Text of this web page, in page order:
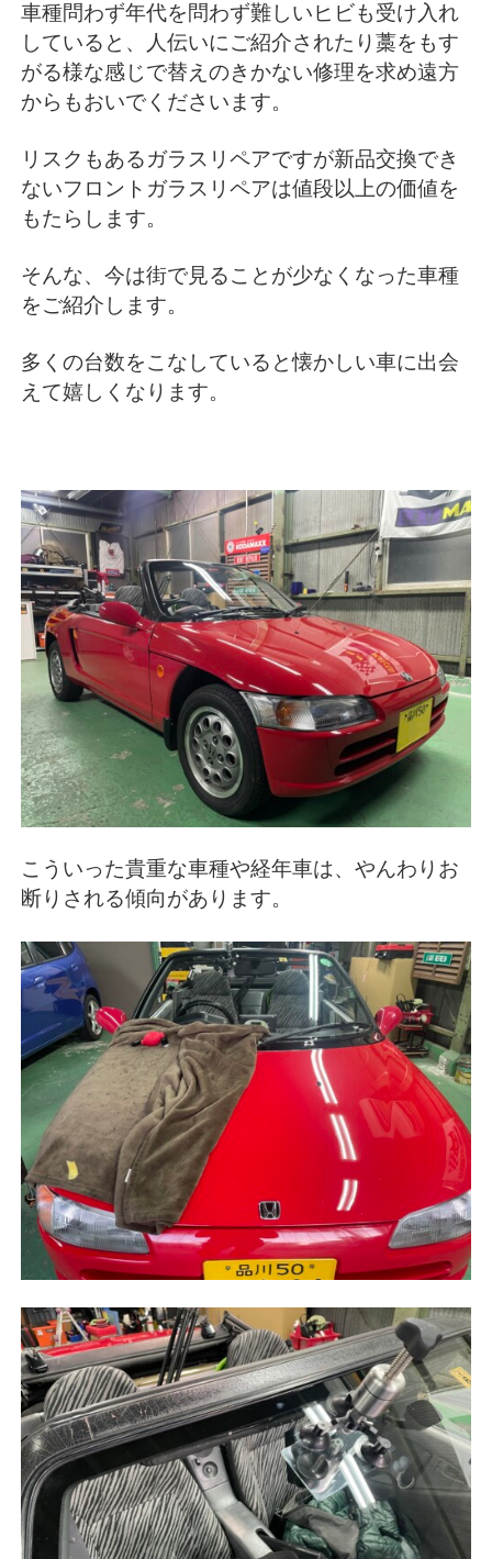
車種問わず年代を問わず難しいヒビも受け入れ
していると、人伝いにご紹介されたり藁をもす
がる様な感じで替えのきかない修理を求め遠方
からもおいでくださいます。
リスクもあるガラスリペアですが新品交換でき
ないフロントガラスリペアは値段以上の価値を
もたらします。
そんな、今は街で見ることが少なくなった車種
をご紹介します。
多くの台数をこなしていると懐かしい車に出会
えて嬉しくなります。
こういった貴重な車種や経年車は、やんわりお
断りされる傾向があります。